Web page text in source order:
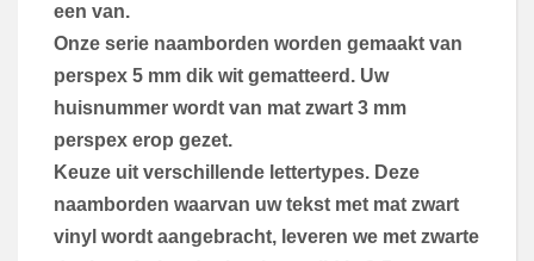
een van.
Onze serie naamborden worden gemaakt van
perspex 5 mm dik wit gematteerd. Uw
huisnummer wordt van mat zwart 3 mm
perspex erop gezet.
Keuze uit verschillende lettertypes. Deze
naamborden waarvan uw tekst met mat zwart
vinyl wordt aangebracht, leveren we met zwarte